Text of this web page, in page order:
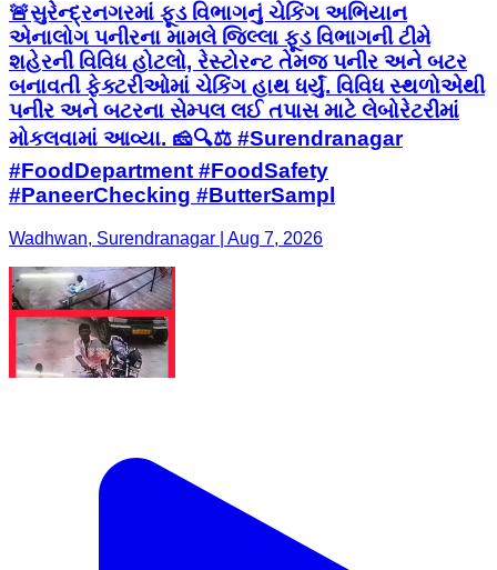
🚨સુરેન્દ્રનગરમાં ફૂડ વિભાગનું ચેકિંગ અભિયાન
એનાલોગ પનીરના મામલે જિલ્લા ફૂડ વિભાગની ટીમે
શહેરની વિવિધ હોટલો, રેસ્ટોરન્ટ તેમજ પનીર અને બટર
બનાવતી ફેક્ટરીઓમાં ચેકિંગ હાથ ધર્યું. વિવિધ સ્થળોએથી
પનીર અને બટરના સેમ્પલ લઈ તપાસ માટે લેબોરેટરીમાં
મોકલવામાં આવ્યા. 🧀🔍⚖️ #Surendranagar
#FoodDepartment #FoodSafety
#PaneerChecking #ButterSampl
Wadhwan, Surendranagar | Aug 7, 2026